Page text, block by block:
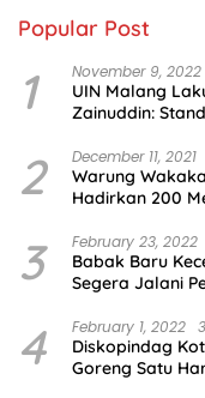
Popular Post
1 November 9, 2022
UIN Malang
Zainuddin:
2 December 11, 2021
Warung
Hadirkan 200
3 February 23, 2022
Babak Baru
Segera Jalani
4 February 1, 2022
Diskopindag
Goreng Satu